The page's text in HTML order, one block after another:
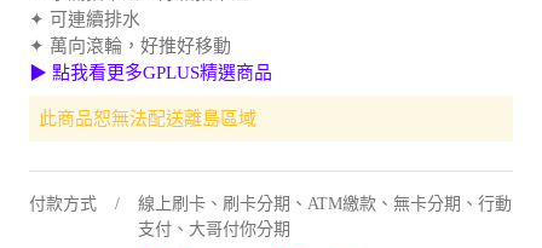
✦ 可連續排水
✦ 萬向滾輪，好推好移動
▶ 點我看更多GPLUS精選商品
此商品恕無法配送離島區域
付款方式
線上刷卡、刷卡分期、ATM繳款、無卡分期、行動
支付、大哥付你分期